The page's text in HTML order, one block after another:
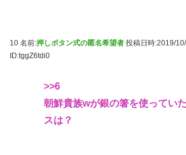
10 名前:押しボタン式の匿名希望者 投稿日時:2019/
ID:tggZ6tdi0
>>6
朝鮮貴族wが銀の箸を使ってい
スは？